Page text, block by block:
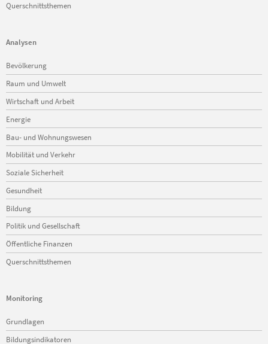
Querschnittsthemen
Analysen
Navigation
überspringen
Bevölkerung
Raum und Umwelt
Wirtschaft und Arbeit
Energie
Bau- und Wohnungswesen
Mobilität und Verkehr
Soziale Sicherheit
Gesundheit
Bildung
Politik und Gesellschaft
Öffentliche Finanzen
Querschnittsthemen
Monitoring
Navigation
überspringen
Grundlagen
Bildungsindikatoren